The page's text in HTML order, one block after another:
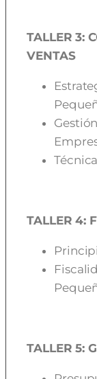
TALLER 3:
VENTAS
TALLER 4:
TALLER 5: